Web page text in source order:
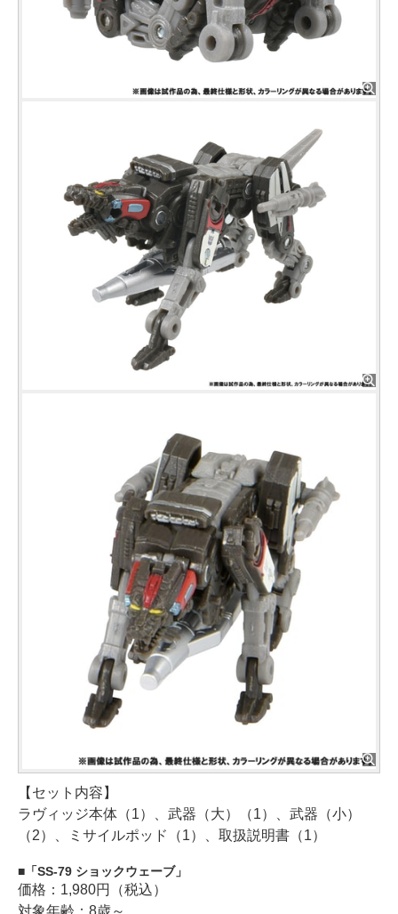
【セット内容】
ラヴィッジ本体（1）、武器（大）（1）、武器（小）
（2）、ミサイルポッド（1）、取扱説明書（1）
「SS-79 ショックウェーブ」
価格：1,980円（税込）
対象年齢：8歳～